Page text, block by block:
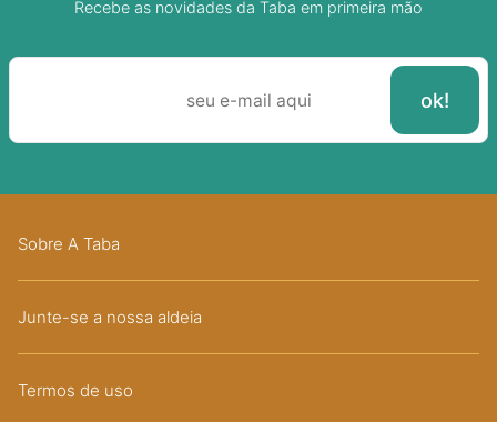
Recebe as novidades da Taba em primeira mão
Sobre A Taba
Junte-se a nossa aldeia
Termos de uso